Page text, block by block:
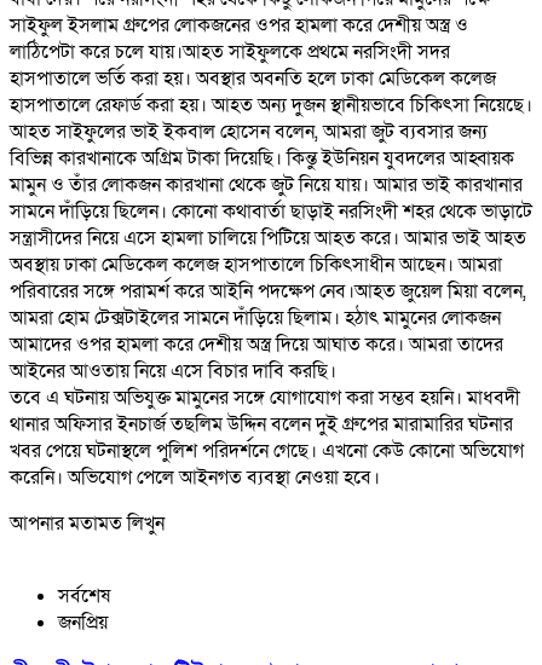
সাইফুল ইসলাম গ্রুপের লোকজনের ওপর হামলা করে দেশীয় অস্ত্র ও
লাঠিপেটা করে চলে যায়।আহত সাইফুলকে প্রথমে নরসিংদী সদর
হাসপাতালে ভর্তি করা হয়। অবস্থার অবনতি হলে ঢাকা মেডিকেল কলেজ
হাসপাতালে রেফার্ড করা হয়। আহত অন্য দুজন স্থানীয়ভাবে চিকিৎসা নিয়েছে।
আহত সাইফুলের ভাই ইকবাল হোসেন বলেন, আমরা জুট ব্যবসার জন্য
বিভিন্ন কারখানাকে অগ্রিম টাকা দিয়েছি। কিন্তু ইউনিয়ন যুবদলের আহ্বায়ক
মামুন ও তাঁর লোকজন কারখানা থেকে জুট নিয়ে যায়। আমার ভাই কারখানার
সামনে দাঁড়িয়ে ছিলেন। কোনো কথাবার্তা ছাড়াই নরসিংদী শহর থেকে ভাড়াটে
সন্ত্রাসীদের নিয়ে এসে হামলা চালিয়ে পিটিয়ে আহত করে। আমার ভাই আহত
অবস্থায় ঢাকা মেডিকেল কলেজ হাসপাতালে চিকিৎসাধীন আছেন। আমরা
পরিবারের সঙ্গে পরামর্শ করে আইনি পদক্ষেপ নেব।আহত জুয়েল মিয়া বলেন,
আমরা হোম টেক্সটাইলের সামনে দাঁড়িয়ে ছিলাম। হঠাৎ মামুনের লোকজন
আমাদের ওপর হামলা করে দেশীয় অস্ত্র দিয়ে আঘাত করে। আমরা তাদের
আইনের আওতায় নিয়ে এসে বিচার দাবি করছি।
তবে এ ঘটনায় অভিযুক্ত মামুনের সঙ্গে যোগাযোগ করা সম্ভব হয়নি। মাধবদী
থানার অফিসার ইনচার্জ তছলিম উদ্দিন বলেন দুই গ্রুপের মারামারির ঘটনার
খবর পেয়ে ঘটনাস্থলে পুলিশ পরিদর্শনে গেছে। এখনো কেউ কোনো অভিযোগ
করেনি। অভিযোগ পেলে আইনগত ব্যবস্থা নেওয়া হবে।
আপনার মতামত লিখুন
সর্বশেষ
জনপ্রিয়